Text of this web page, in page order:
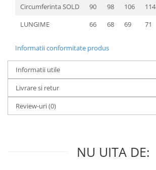
Circumferinta SOLD
90 98 106 114
LUNGIME
66 68 69 71
Informatii conformitate produs
Informatii utile
Livrare si retur
Review-uri(0)
NU UITA DE: